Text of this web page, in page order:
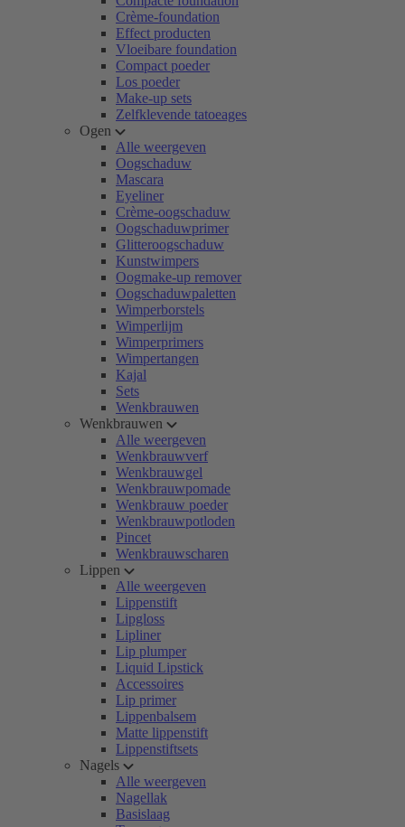
Crème-foundation
Effect producten
Vloeibare foundation
Compact poeder
Los poeder
Make-up sets
Zelfklevende tatoeages
Ogen
Alle weergeven
Oogschaduw
Mascara
Eyeliner
Crème-oogschaduw
Oogschaduwprimer
Glitteroogschaduw
Kunstwimpers
Oogmake-up remover
Oogschaduwpaletten
Wimperborstels
Wimperlijm
Wimperprimers
Wimpertangen
Kajal
Sets
Wenkbrauwen
Wenkbrauwen
Alle weergeven
Wenkbrauwverf
Wenkbrauwgel
Wenkbrauwpomade
Wenkbrauw poeder
Wenkbrauwpotloden
Pincet
Wenkbrauwscharen
Lippen
Alle weergeven
Lippenstift
Lipgloss
Lipliner
Lip plumper
Liquid Lipstick
Accessoires
Lip primer
Lippenbalsem
Matte lippenstift
Lippenstiftsets
Nagels
Alle weergeven
Nagellak
Basislaag